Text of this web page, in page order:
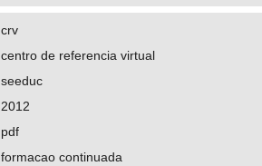
crv
centro de referencia virtual
seeduc
2012
pdf
formacao continuada